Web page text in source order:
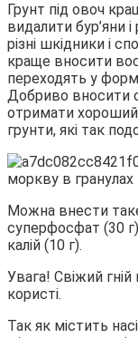
Грунт під овоч
видалити бур’яни
різні шкідники і
краще вносити
переходять у
Добриво вносити
отримати хороший
грунти, які так
Можна внести
суперфосфат (30
калій (10 г).
Увага! Свіжий
користі.
Так як містить